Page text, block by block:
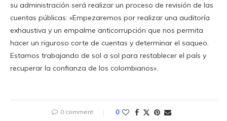
su administración será realizar un proceso de revisión de las
cuentas públicas: «Empezaremos por realizar una auditoría
exhaustiva y un empalme anticorrupción que nos permita
hacer un riguroso corte de cuentas y determinar el saqueo.
Estamos trabajando de sol a sol para restablecer el país y
recuperar la confianza de los colombianos».
0 comment 0